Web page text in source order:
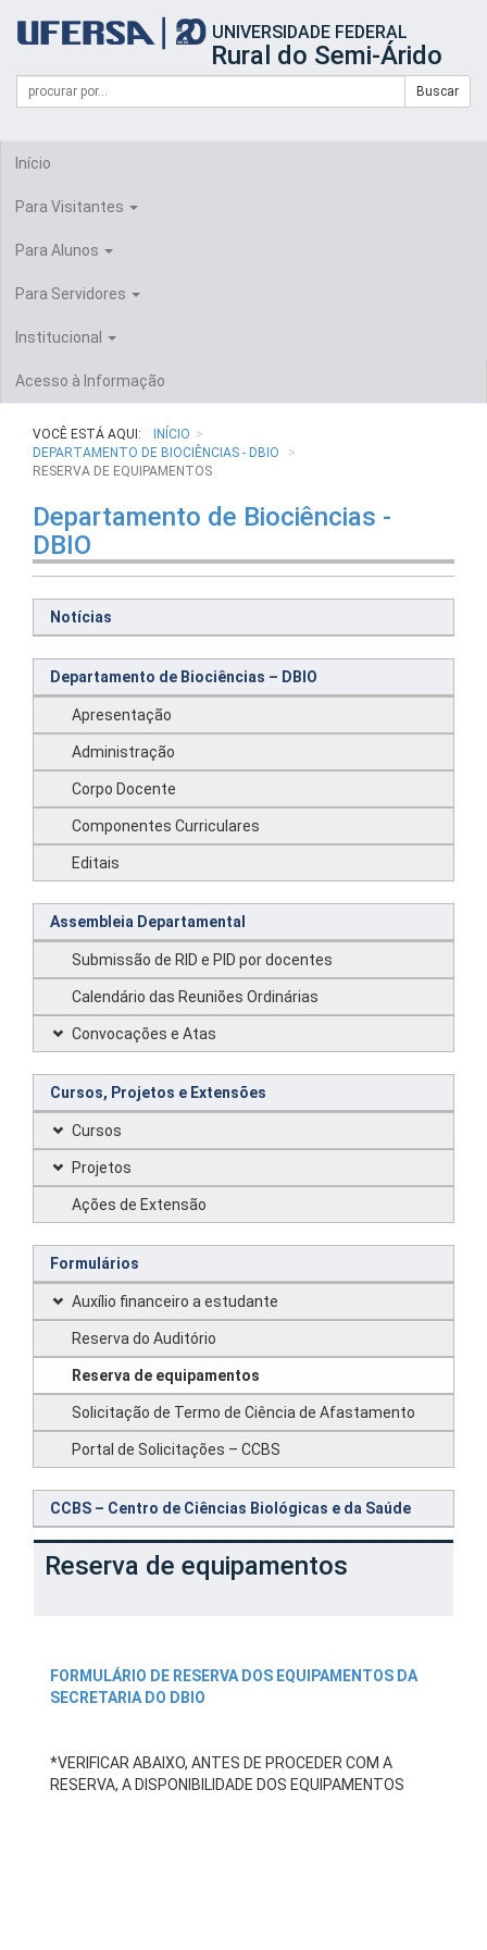
portal
UFERSA
UNIVERSIDADE FEDERAL
Rural do Semi-Árido
Formulário
Busca
Campo
de
Buscar
Início
Para Visitantes
Para Alunos
Para Servidores
Institucional
Acesso à Informação
VOCÊ ESTÁ AQUI:
INÍCIO
DEPARTAMENTO DE BIOCIÊNCIAS - DBIO
RESERVA DE EQUIPAMENTOS
Departamento de Biociências -
DBIO
Notícias
Departamento de Biociências – DBIO
Apresentação
Administração
Corpo Docente
Componentes Curriculares
Editais
Assembleia Departamental
Submissão de RID e PID por docentes
Calendário das Reuniões Ordinárias
Convocações e Atas
Cursos, Projetos e Extensões
Cursos
Projetos
Ações de Extensão
Formulários
Auxílio financeiro a estudante
Reserva do Auditório
Reserva de equipamentos
Solicitação de Termo de Ciência de Afastamento
Portal de Solicitações – CCBS
CCBS – Centro de Ciências Biológicas e da Saúde
Reserva de equipamentos
FORMULÁRIO DE RESERVA DOS EQUIPAMENTOS DA
SECRETARIA DO DBIO
*VERIFICAR ABAIXO, ANTES DE PROCEDER COM A
RESERVA, A DISPONIBILIDADE DOS EQUIPAMENTOS